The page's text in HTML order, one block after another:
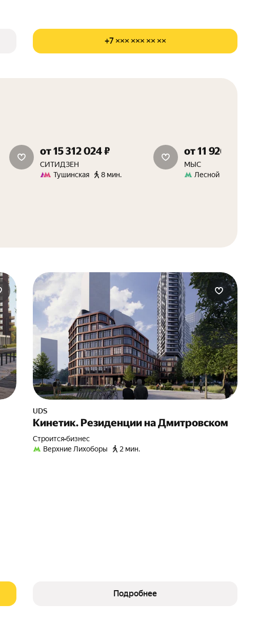
+7 ××× ××× ×× ××
скидки до 15%
от 15 312 024 ₽
СИТИДЗЕН
Тушинская
8 мин.
скидки 15%
от 11 926 931 ₽
МЫС
Лесной Городок
UDS
Кинетик. Резиденции на Дмитровском
Строится•бизнес
Верхние Лихоборы
2 мин.
Подробнее